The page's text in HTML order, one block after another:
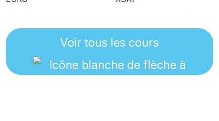
Voir tous les cours